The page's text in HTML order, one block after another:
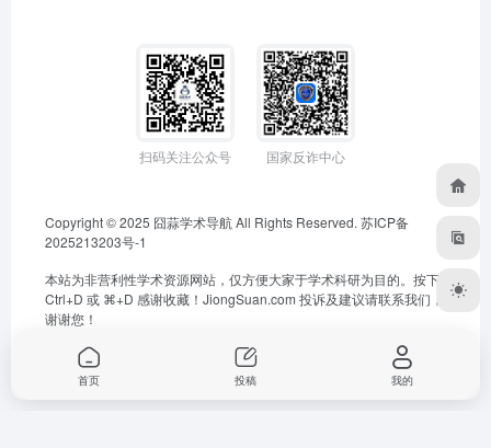
扫码关注公众号 国家反诈中心
Copyright © 2025 囧蒜学术导航All Rights Reserved. 苏ICP备
2025213203号-1
本站为非营利性学术资源网站，仅方便大家于学术科研为目的。按下
Ctrl+D 或 ⌘+D 感谢收藏！ JiongSuan.com 投诉及建议请联系我们，
谢谢您！
首页 投稿 我的